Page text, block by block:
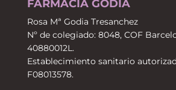
FARMACIA GODIA
Rosa Mª Godia Tresanchez
Nº de colegiado: 8048, COF
40880012L.
Establecimiento sanitario
F08013578.